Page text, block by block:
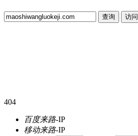
404
百度来路-IP
移动来路-IP